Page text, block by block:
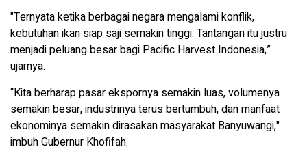
"Ternyata ketika berbagai negara mengalami konflik,
kebutuhan ikan siap saji semakin tinggi. Tantangan itu justru
menjadi peluang besar bagi Pacific Harvest Indonesia,”
ujarnya.
“Kita berharap pasar ekspornya semakin luas, volumenya
semakin besar, industrinya terus bertumbuh, dan manfaat
ekonominya semakin dirasakan masyarakat Banyuwangi,"
imbuh Gubernur Khofifah.